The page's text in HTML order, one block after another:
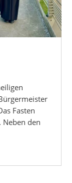
Fasten
Neben den